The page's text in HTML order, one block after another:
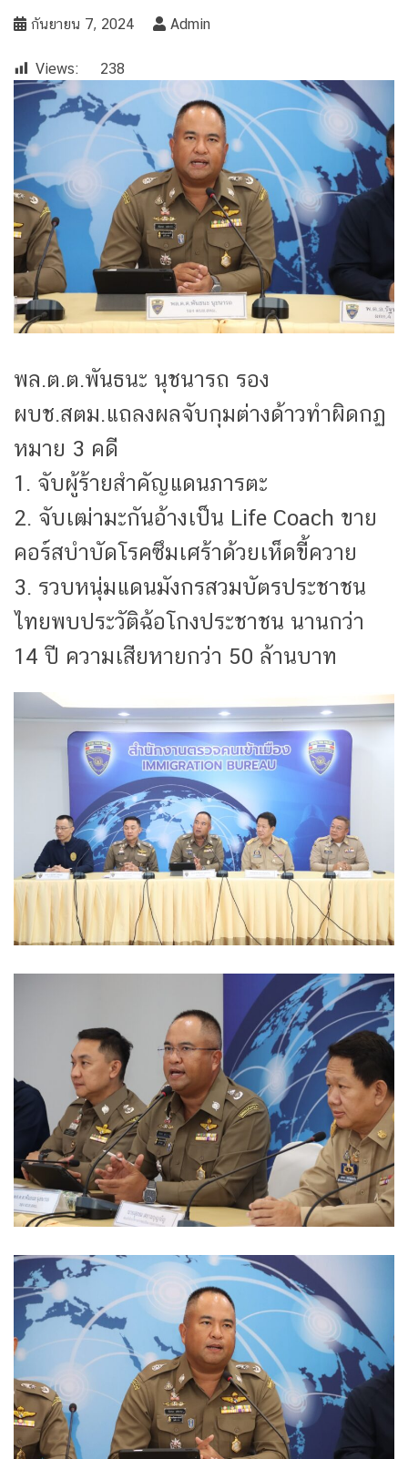
กันยายน 7, 2024 Admin
Views: 238
พล.ต.ต.พันธนะ นุชนารถ รอง
ผบช.สตม.แถลงผลจับกุมต่างด้าวทำผิดกฏ
หมาย 3 คดี
1. จับผู้ร้ายสำคัญแดนภารตะ
2. จับเฒ่ามะกันอ้างเป็น Life Coach ขาย
คอร์สบำบัดโรคซึมเศร้าด้วยเห็ดขี้ควาย
3. รวบหนุ่มแดนมังกรสวมบัตรประชาชน
ไทยพบประวัติฉ้อโกงประชาชน นานกว่า
14 ปี ความเสียหายกว่า 50 ล้านบาท